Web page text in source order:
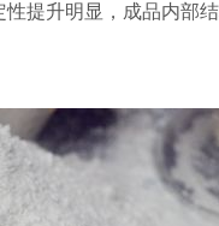
提升明显，成品内部